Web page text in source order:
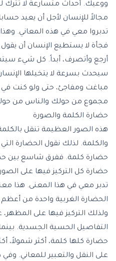
ووعيك. أحداث متسارعة لا تترك
مجالاً للإنسان لأجل أن يعيد
تدبروا معي في هذه المعاني.
فجأة لا يستطيع الإنسان أن
أرجع وأتصرف، أبداً. كل شيء
سيحدث بسرعة لا يتخيلها
مباغت ومفاجئ، حتى ولو كنت
مجموع من حولك والناس من
حضارة الكلمة والصورة
هذه الصور العظيمة تنقل
والكلمة. لذلك نقول الحضارة
حضارة كلمة. ففرق شاسع بين
حضارة كل التركيز فيها على
تدبر معي في هذا المعنى. هذا
الحضارة الغربية واحدة من
ولذلك التركيز فيها على
التفاصيل الحسية الجسدية.
حضارة كلها كلمة، أكثر شمولاً،
على النقل والتعبير للمعاني.